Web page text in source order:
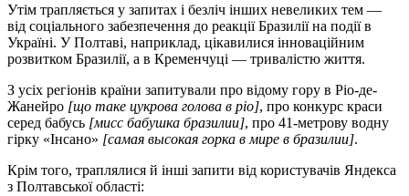
Утім трапляється у запитах і безліч інших невеликих тем —
від соціального забезпечення до реакції Бразилії на події в
Україні. У Полтаві, наприклад, цікавилися інноваційним
розвитком Бразилії, а в Кременчуці — тривалістю життя.
З усіх регіонів країни запитували про відому гору в Ріо-де-
Жанейро [що таке цукрова голова в ріо], про конкурс краси
серед бабусь [мисс бабушка бразилии], про 41-метрову водну
гірку «Інсано» [самая высокая горка в мире в бразилии].
Крім того, траплялися й інші запити від користувачів Яндекса
з Полтавської області: